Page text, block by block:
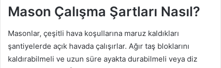
Mason Çalışma Şartları Nasıl?
Masonlar, çeşitli hava koşullarına maruz kaldıkları
şantiyelerde açık havada çalışırlar. Ağır taş bloklarını
kaldırabilmeli ve uzun süre ayakta durabilmeli veya diz